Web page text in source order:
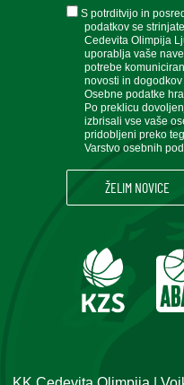
soglasje
S potrditvijo in
podatkov se
Cedevita Olimpija
uporablja vaše
potrebe
novosti in
Osebne podatke
Po preklicu
izbrisali vse vaše
pridobljeni preko
Varstvo osebnih